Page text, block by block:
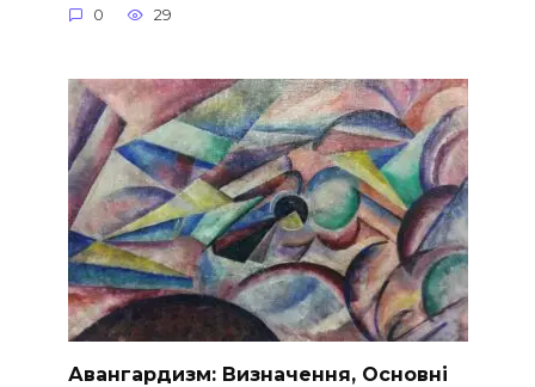
0 29
Авангардизм: Визначення, Основні